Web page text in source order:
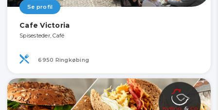
Se profil
Cafe Victoria
Spisesteder, Café
6950 Ringkøbing